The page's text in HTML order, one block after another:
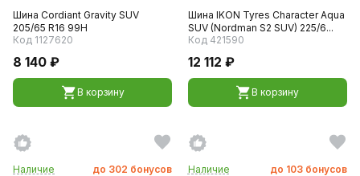
Шина Cordiant Gravity SUV
205/65 R16 99H
Код 1127620
8 140 ₽
В корзину
Шина IKON Tyres Character Aqua
SUV (Nordman S2 SUV) 225/6...
Код 421590
12 112 ₽
В корзину
Наличие до 302 бонусов
Наличие до 103 бонусов